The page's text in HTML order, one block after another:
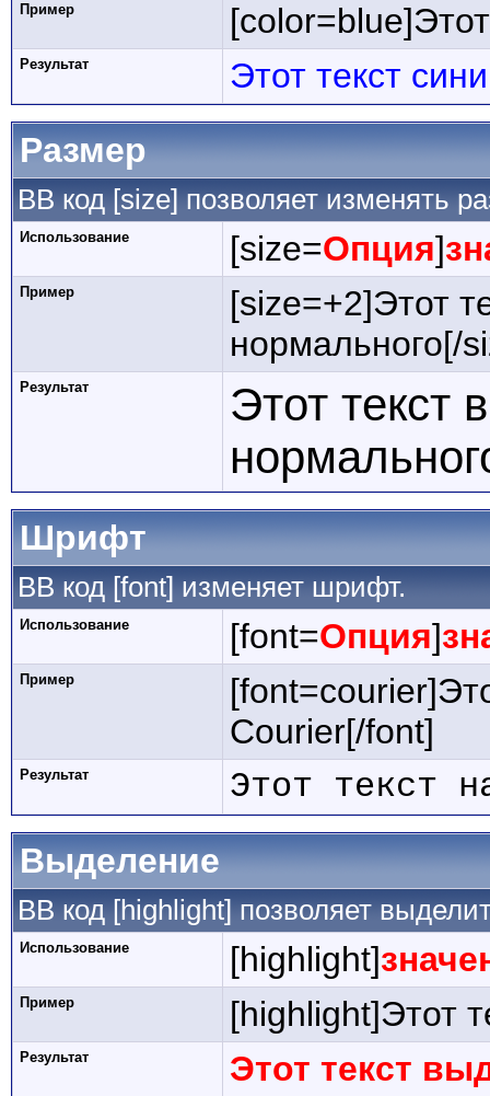
Пример
Результат
Этот текст
Размер
BB код [size] позволяет изменять
Использование [size=Опция]
Пример
[size=+2]Этот
нормального[/
Результат
Этот текст
Шрифт
BB код [font] изменяет шрифт.
Использование [font=Опция]
Пример
Courier[/font]
Результат Этот текст
Выделение
BB код [highlight] позволяет
Использование [highlight]
Пример [highlight]Этот
Результат Этот текст